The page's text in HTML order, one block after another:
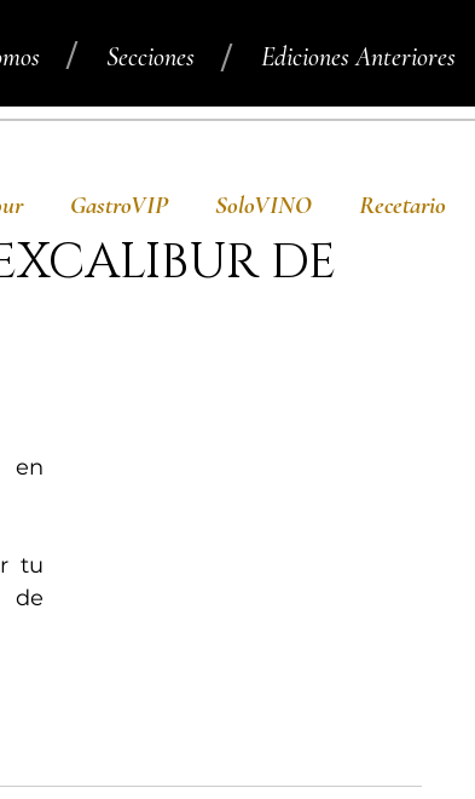
Secciones Ediciones Anteriores
/ /
DE
en
tu
de
GastroVIP SoloVINO Recetario